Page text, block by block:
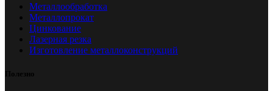
Металлообработка
Металлопрокат
Цинкование
Лазерная резка
Изготовление металлоконструкций
Полезно